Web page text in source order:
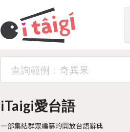
iTaigi愛台語
一部集結群眾編纂的開放台語辭典